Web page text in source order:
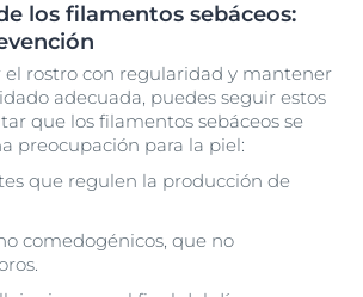
los filamentos sebáceos:
el rostro con regularidad y mantener
adecuada, puedes seguir estos
que los filamentos sebáceos se
preocupación para la piel:
que regulen la producción de
comedogénicos, que no